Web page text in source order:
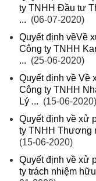
ty TNHH Đầu tư
... (06-07-2020)
Quyết định vềVề
Công ty TNHH
... (25-06-2020)
Quyết định về Về
Công ty TNHH
Lý ... (15-06-2020)
Quyết định về xử
ty TNHH Thương
(15-06-2020)
Quyết định về xử
ty trách nhiệm